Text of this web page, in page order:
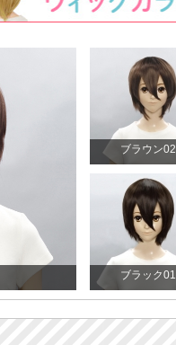
ブラウン02
ブラック01